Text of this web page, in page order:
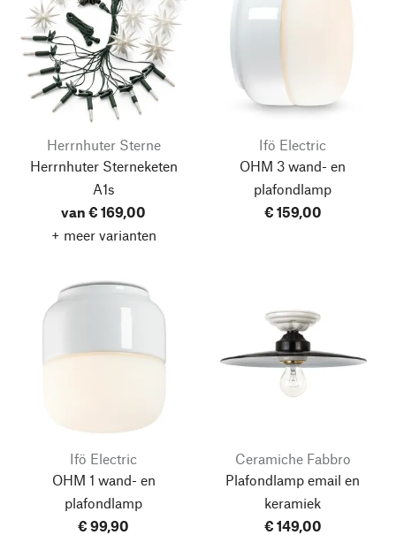
Herrnhuter Sterne
Herrnhuter Sterneketen
A1s
van € 169,00
+ meer varianten
Ifö Electric
OHM 3 wand- en
plafondlamp
€ 159,00
Ifö Electric
OHM 1 wand- en
plafondlamp
€ 99,90
Ceramiche Fabbro
Plafondlamp email en
keramiek
€ 149,00